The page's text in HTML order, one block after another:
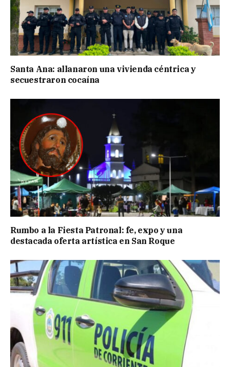
Santa Ana: allanaron una vivienda céntrica y
secuestraron cocaína
Rumbo a la Fiesta Patronal: fe, expo y una
destacada oferta artística en San Roque